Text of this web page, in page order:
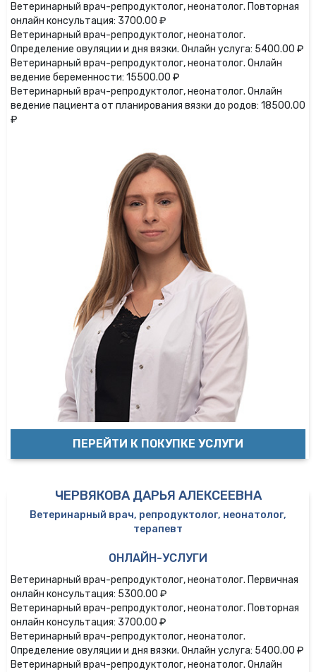
Ветеринарный врач-репродуктолог, неонатолог. Повторная
онлайн консультация: 3700.00 ₽
Ветеринарный врач-репродуктолог, неонатолог.
Определение овуляции и дня вязки. Онлайн услуга: 5400.00 ₽
Ветеринарный врач-репродуктолог, неонатолог. Онлайн
ведение беременности: 15500.00 ₽
Ветеринарный врач-репродуктолог, неонатолог. Онлайн
ведение пациента от планирования вязки до родов: 18500.00
₽
ПЕРЕЙТИ К ПОКУПКЕ УСЛУГИ
ЧЕРВЯКОВА ДАРЬЯ АЛЕКСЕЕВНА
Ветеринарный врач, репродуктолог, неонатолог,
терапевт
ОНЛАЙН-УСЛУГИ
Ветеринарный врач-репродуктолог, неонатолог. Первичная
онлайн консультация: 5300.00 ₽
Ветеринарный врач-репродуктолог, неонатолог. Повторная
онлайн консультация: 3700.00 ₽
Ветеринарный врач-репродуктолог, неонатолог.
Определение овуляции и дня вязки. Онлайн услуга: 5400.00 ₽
Ветеринарный врач-репродуктолог, неонатолог. Онлайн